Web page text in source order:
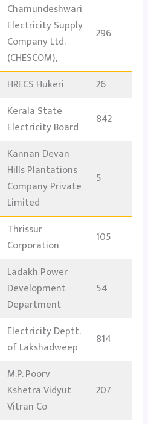
Chamundeshwari
Electricity Supply
Company Ltd.
(CHESCOM),
296
HRECS Hukeri 26
Kerala State
Electricity Board
842
Kannan Devan
Hills Plantations
Company Private
Limited
5
Thrissur
Corporation
105
Ladakh Power
Development
Department
54
Electricity Deptt.
of Lakshadweep
814
M.P. Poorv
Kshetra Vidyut
Vitran Co
207